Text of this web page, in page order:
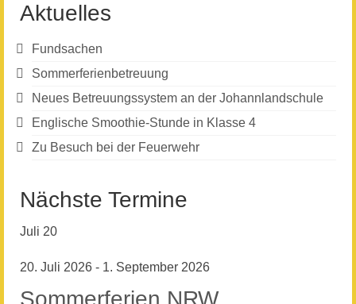
Aktuelles
Fundsachen
Sommerferienbetreuung
Neues Betreuungssystem an der Johannlandschule
Englische Smoothie-Stunde in Klasse 4
Zu Besuch bei der Feuerwehr
Nächste Termine
Juli 20
20. Juli 2026 - 1. September 2026
Sommerferien NRW